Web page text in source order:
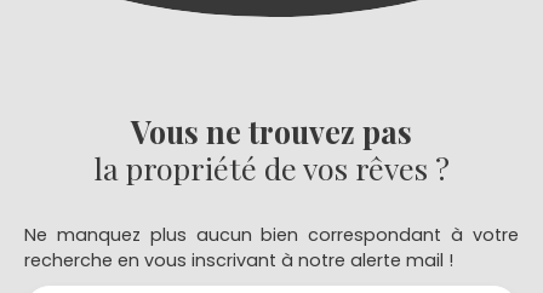
Vous ne trouvez pas
la propriété de vos rêves ?
Ne manquez plus aucun bien correspondant à votre
recherche en vous inscrivant à notre alerte mail !